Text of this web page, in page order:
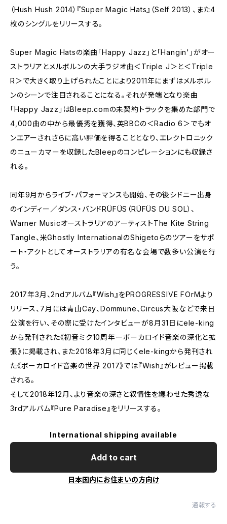
（Hush Hush 2014）『Super Magic Hats』（Self 2013）、また4
枚のシングルをリリースする。
Super Magic Hatsの楽曲「Happy Jazz」と「Hangin'」がオー
ストラリアとメルボルンの大手ラジオ曲＜Triple J＞と＜Triple
R＞で大きく取り上げられたことにより2011年にまずはメルボル
ンのシーンで注目されることになる。それが発端となり楽曲
「Happy Jazz」はBleep.comの未契約トラックを集めた部門で
4,000曲の中から最優秀を獲得、英BBCの＜Radio 6＞でもオ
ンエアーされさらに高い評価を得ることとなり、エレクトロニック
のニューカマーを収録したBleepのコンピレーションにも収録さ
れる。
同年9月からライブ・パフォーマンスも開始、その後シドニー出身
のインディー／ダンス・バンドRÜFÜS（RÜFÜS DU SOL）、
Warner MusicオーストラリアのアーティストThe Kite String
Tangle、米Ghostly InternationalのShigetoらのツアーをサポ
ート・アクトとしてオーストラリアの有名な会場で数多い公演を行
う。
2017年3月、2ndアルバム『Wish』をPROGRESSIVE FOrMより
リリース、7月には青山Cay、Dommune、Circus大阪などで来日
公演を行い、その際に受けたインタビューが8月31日にele-king
から発刊された《初音ミク10周年ーボーカロイド音楽の深化と拡
張》に掲載され、また2018年3月に同じくele-kingから発刊され
た《ボーカロイド音楽の世界 2017》では『Wish』がレビュー掲載
される。
そして2018年12月、より音楽の深さと叙情性を纏わせた秀逸な
3rdアルバム『Pure Paradise』をリリースする。
International shipping available
Add to cart
日本国内にお住まいの方向け
通報する